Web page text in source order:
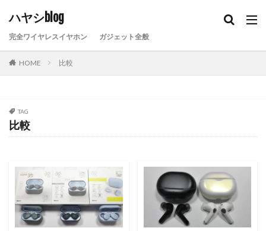
ハヤシblog
完全ワイヤレスイヤホン ガジェット全般
HOME 比較
TAG
比較